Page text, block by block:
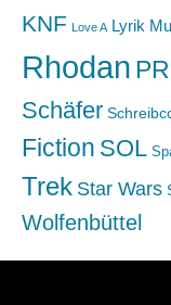
KNF Love A Lyrik
Rhodan
Schäfer
Fiction SOL
Trek Star Wars
Wolfenbüttel